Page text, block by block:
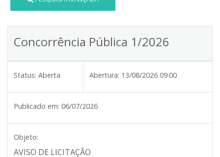
Concorrência Pública 1/2026
Status: Aberta Abertura: 13/08/2026 09:00
Publicado em: 06/07/2026
Objeto:
AVISO DE LICITAÇÃO